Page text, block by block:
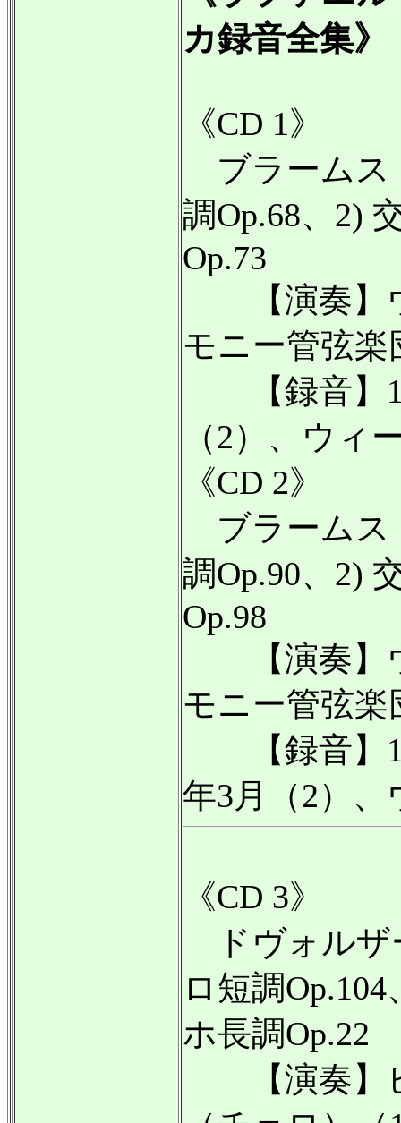
カ録音全集》
《CD 1》
ブラームス
調Op.68、2)
Op.73
【演奏】
モニー管弦楽
【録音】
（2）、ウィ
《CD 2》
ブラームス
調Op.90、2)
Op.98
【演奏】
モニー管弦楽
【録音】
年3月（2）、
《CD 3》
ドヴォルザ
ロ短調
ホ長調Op.22
【演奏】